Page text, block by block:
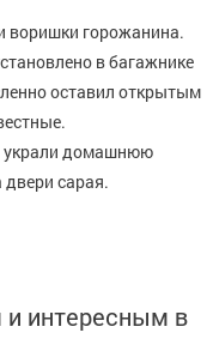
воришки горожанина.
в багажнике
оставил открытым
украли домашнюю
двери сарая.
интересным в